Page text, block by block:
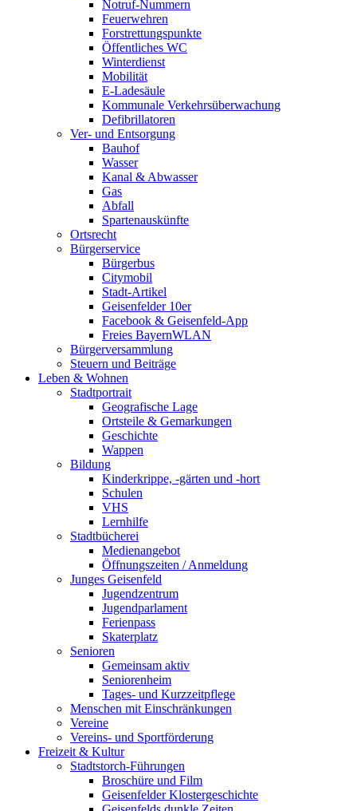
Notruf-Nummern
Feuerwehren
Forstrettungspunkte
Öffentliches WC
Winterdienst
Mobilität
E-Ladesäule
Kommunale Verkehrsüberwachung
Defibrillatoren
Ver- und Entsorgung
Bauhof
Wasser
Kanal & Abwasser
Gas
Abfall
Spartenauskünfte
Ortsrecht
Bürgerservice
Bürgerbus
Citymobil
Stadt-Artikel
Geisenfelder 10er
Facebook & Geisenfeld-App
Freies BayernWLAN
Bürgerversammlung
Steuern und Beiträge
Leben & Wohnen
Stadtportrait
Geografische Lage
Ortsteile & Gemarkungen
Geschichte
Wappen
Bildung
Kinderkrippe, -gärten und -hort
Schulen
VHS
Lernhilfe
Stadtbücherei
Medienangebot
Öffnungszeiten / Anmeldung
Junges Geisenfeld
Jugendzentrum
Jugendparlament
Ferienpass
Skaterplatz
Senioren
Gemeinsam aktiv
Seniorenheim
Tages- und Kurzzeitpflege
Menschen mit Einschränkungen
Vereine
Vereins- und Sportförderung
Freizeit & Kultur
Stadtstorch-Führungen
Broschüre und Film
Geisenfelder Klostergeschichte